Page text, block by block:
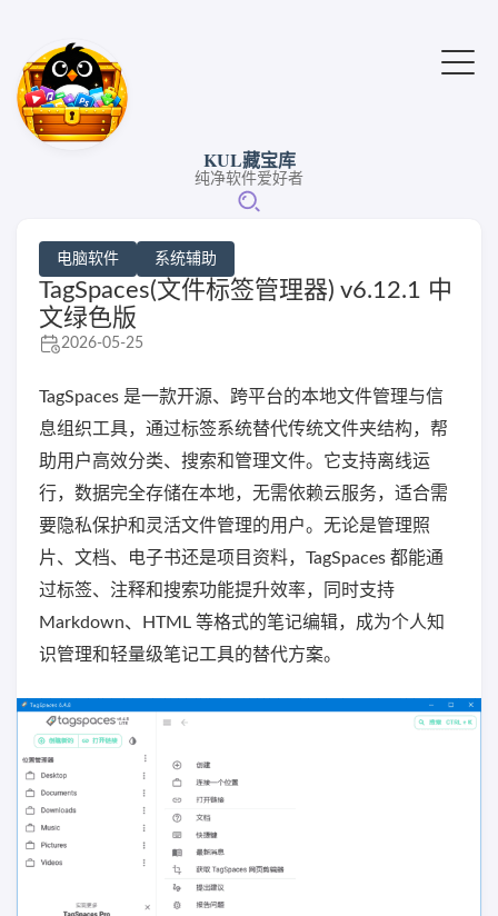
KUL藏宝库
纯净软件爱好者
电脑软件 系统辅助
TagSpaces(文件标签管理器) v6.12.1 中
文绿色版
2026-05-25
TagSpaces 是一款开源、跨平台的本地文件管理与信
息组织工具，通过标签系统替代传统文件夹结构，帮
助用户高效分类、搜索和管理文件。它支持离线运
行，数据完全存储在本地，无需依赖云服务，适合需
要隐私保护和灵活文件管理的用户。无论是管理照
片、文档、电子书还是项目资料，TagSpaces 都能通
过标签、注释和搜索功能提升效率，同时支持
Markdown、HTML 等格式的笔记编辑，成为个人知
识管理和轻量级笔记工具的替代方案。